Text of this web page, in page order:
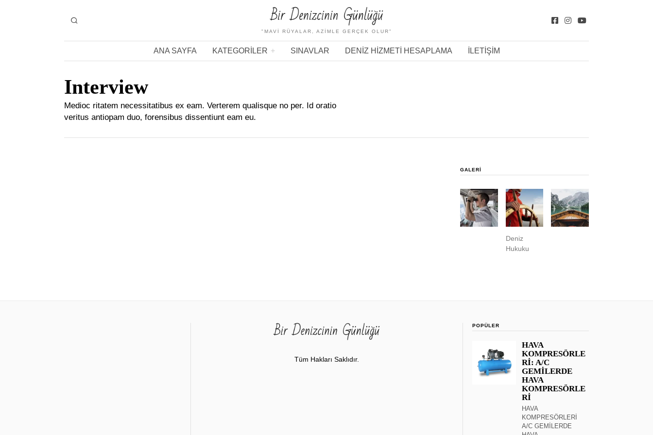
"MAVI RÜYALAR, AZIMLE GERÇEK OLUR"
ANA SAYFA KATEGORILER SINAVLAR DENIZ HIZMETI HESAPLAMA İLETIŞIM
Interview
Medioc ritatem necessitatibus ex eam. Verterem qualisque no per. Id oratio
veritus antiopam duo, forensibus dissentiunt eam eu.
GALERI
Deniz
Hukuku
Tüm Hakları Saklıdır.
POPÜLER
HAVA
KOMPRESÖRLE
Rİ: A/C
GEMİLERDE
HAVA
KOMPRESÖRLE
Rİ
HAVA
KOMPRESÖRLERİ
A/C GEMİLERDE